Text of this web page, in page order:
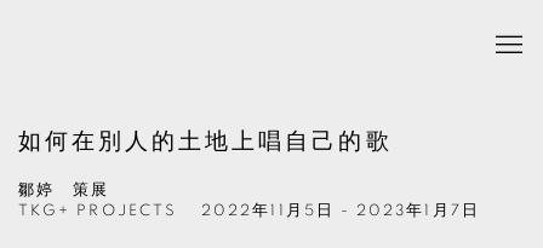
如何在別人的土地上唱自己的歌
鄒婷 策展
2022年11月5日 - 2023年1月7日
TKG+ PROJECTS